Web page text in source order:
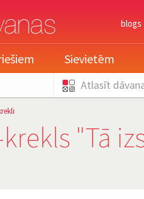
blogs
Sievietēm
Atlasīt
"Tā